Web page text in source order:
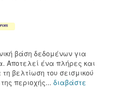
βάση δεδομένων για
Αποτελεί ένα πλήρες και
βελτίωση του σεισμικού
περιοχής... διαβάστε